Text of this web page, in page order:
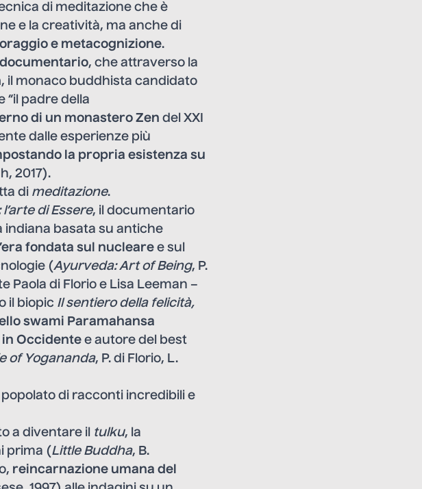
di meditazione che è
e la creatività, ma anche di
e metacognizione.
, che attraverso la
, il monaco buddhista candidato
“il padre della
di un monastero Zen del XXI
dalle esperienze più
la propria esistenza su
2017).
di meditazione.
di Essere, il documentario
indiana basata su antiche
fondata sul nucleare e sul
(Ayurveda: Art of Being, P.
Paola di Florio e Lisa Leeman –
il biopic Il sentiero della felicità,
swami Paramahansa
Occidente e autore del best
of Yogananda, P. di Florio, L.
di racconti incredibili e
a diventare il
tulku, la
prima (Little Buddha, B.
reincarnazione umana del